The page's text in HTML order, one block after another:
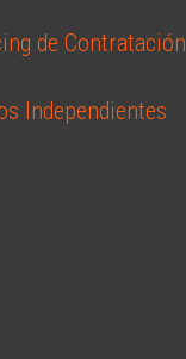
de Contratación
Independientes